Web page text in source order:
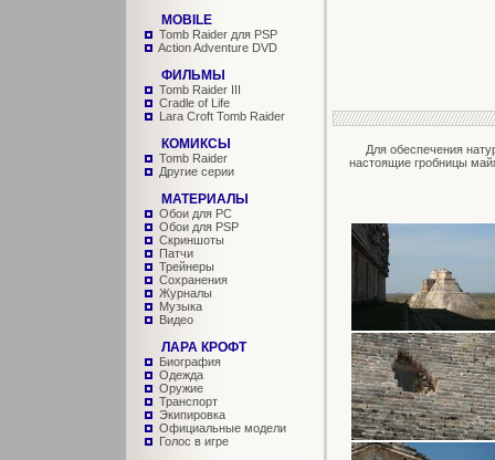
MOBILE
Tomb Raider для PSP
Action Adventure DVD
ФИЛЬМЫ
Tomb Raider III
Cradle of Life
Lara Croft Tomb Raider
КОМИКСЫ
Tomb Raider
Другие серии
МАТЕРИАЛЫ
Обои для PC
Обои для PSP
Скриншоты
Патчи
Трейнеры
Сохранения
Журналы
Музыка
Видео
ЛАРА КРОФТ
Биография
Одежда
Оружие
Транспорт
Экипировка
Официальные модели
Голос в игре
Для обеспечения
настоящие гробницы